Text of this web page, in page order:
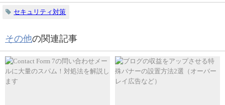
セキュリティ対策
その他の関連記事